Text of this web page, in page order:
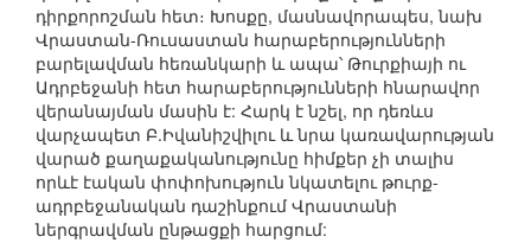
դիրքորոշման հետ։ Խոսքը, մասնավորապես, նախ
Վրաստան-Ռուսաստան հարաբերությունների
բարելավման հեռանկարի և ապա՝ Թուրքիայի ու
Ադրբեջանի հետ հարաբերությունների հնարավոր
վերանայման մասին է: Հարկ է նշել, որ դեռևս
վարչապետ Բ.Իվանիշվիլու և նրա կառավարության
վարած քաղաքականությունը հիմքեր չի տալիս
որևէ էական փոփոխություն նկատելու թուրք-
ադրբեջանական դաշինքում Վրաստանի
ներգրավման ընթացքի հարցում: